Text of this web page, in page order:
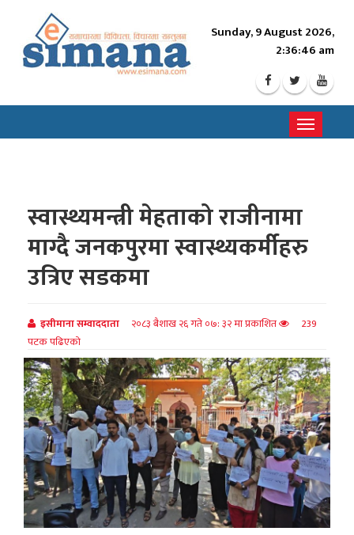
Sunday, 9 August 2026,
2:36:48 am
Toggle
स्वास्थ्यमन्त्री मेहताको राजीनामा
माग्दै जनकपुरमा स्वास्थ्यकर्मीहरु
उत्रिए सडकमा
इसीमाना सम्वाददाता २०८३ बैशाख २६ गते ०७: ३२ मा प्रकाशित
239
पटक पढिएको